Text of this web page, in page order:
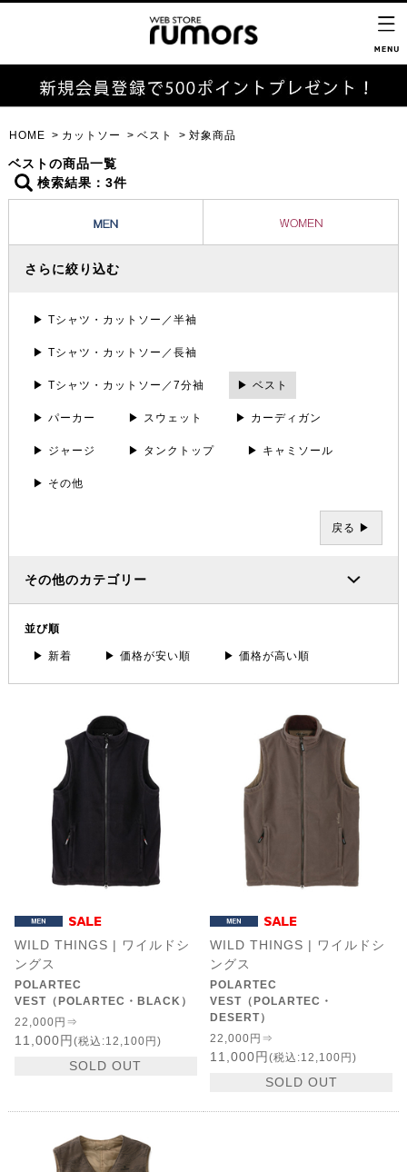
HOME カットソー ベスト 対象商品
ベストの商品一覧
検索結果：3件
さらに絞り込む
▶ Tシャツ・カットソー／半袖
▶ Tシャツ・カットソー／長袖
▶ Tシャツ・カットソー／7分袖 ▶ ベスト
▶ パーカー ▶ スウェット ▶ カーディガン
▶ ジャージ ▶ タンクトップ ▶ キャミソール
▶ その他
戻る ▶
その他のカテゴリー
並び順
▶ 新着 ▶ 価格が安い順 ▶ 価格が高い順
WILD THINGS | ワイルドシ
ングス
POLARTEC
VEST（POLARTEC・BLACK）
22,000円⇒
11,000円 (税込:12,100円)
SOLD OUT
WILD THINGS | ワイルドシ
ングス
POLARTEC
VEST（POLARTEC・
DESERT）
22,000円⇒
11,000円 (税込:12,100円)
SOLD OUT